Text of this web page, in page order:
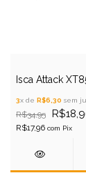
Isca Attack
3x de R$6,30 sem
R$34,95
R$17,96 com Pix